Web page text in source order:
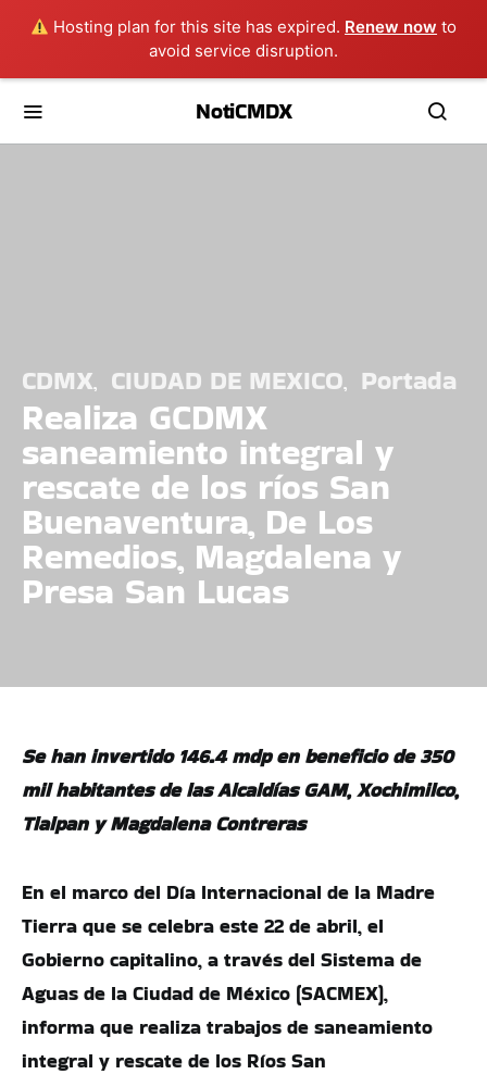
Hosting plan for this site has expired. Renew now to
avoid service disruption.
NotiCMDX
CDMX CIUDAD DE MEXICO Portada
Realiza GCDMX
saneamiento integral y
rescate de los ríos San
Buenaventura, De Los
Remedios, Magdalena y
Presa San Lucas
Se han invertido 146.4 mdp en beneficio de 350
mil habitantes de las Alcaldías GAM, Xochimilco,
Tlalpan y Magdalena Contreras
En el marco del Día Internacional de la Madre
Tierra que se celebra este 22 de abril, el
Gobierno capitalino, a través del Sistema de
Aguas de la Ciudad de México (SACMEX),
informa que realiza trabajos de saneamiento
integral y rescate de los Ríos San